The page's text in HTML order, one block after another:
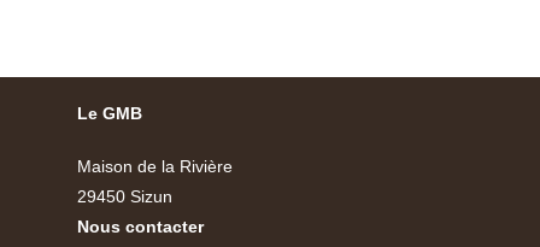
Le GMB
Maison de la Rivière
29450 Sizun
Nous contacter